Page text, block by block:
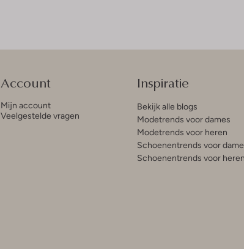
Account
Mijn account
Veelgestelde vragen
Inspiratie
Bekijk alle blogs
Modetrends voor dames
Modetrends voor heren
Schoenentrends voor
Schoenentrends voor heren